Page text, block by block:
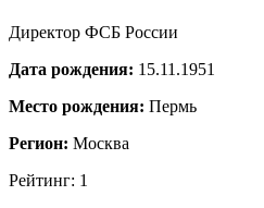
Директор ФСБ России
Дата рождения: 15.11.1951
Место рождения: Пермь
Регион: Москва
Рейтинг: 1